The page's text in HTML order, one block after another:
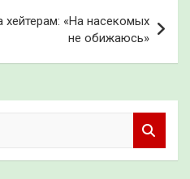
хейтерам: «На насекомых
не обижаюсь»